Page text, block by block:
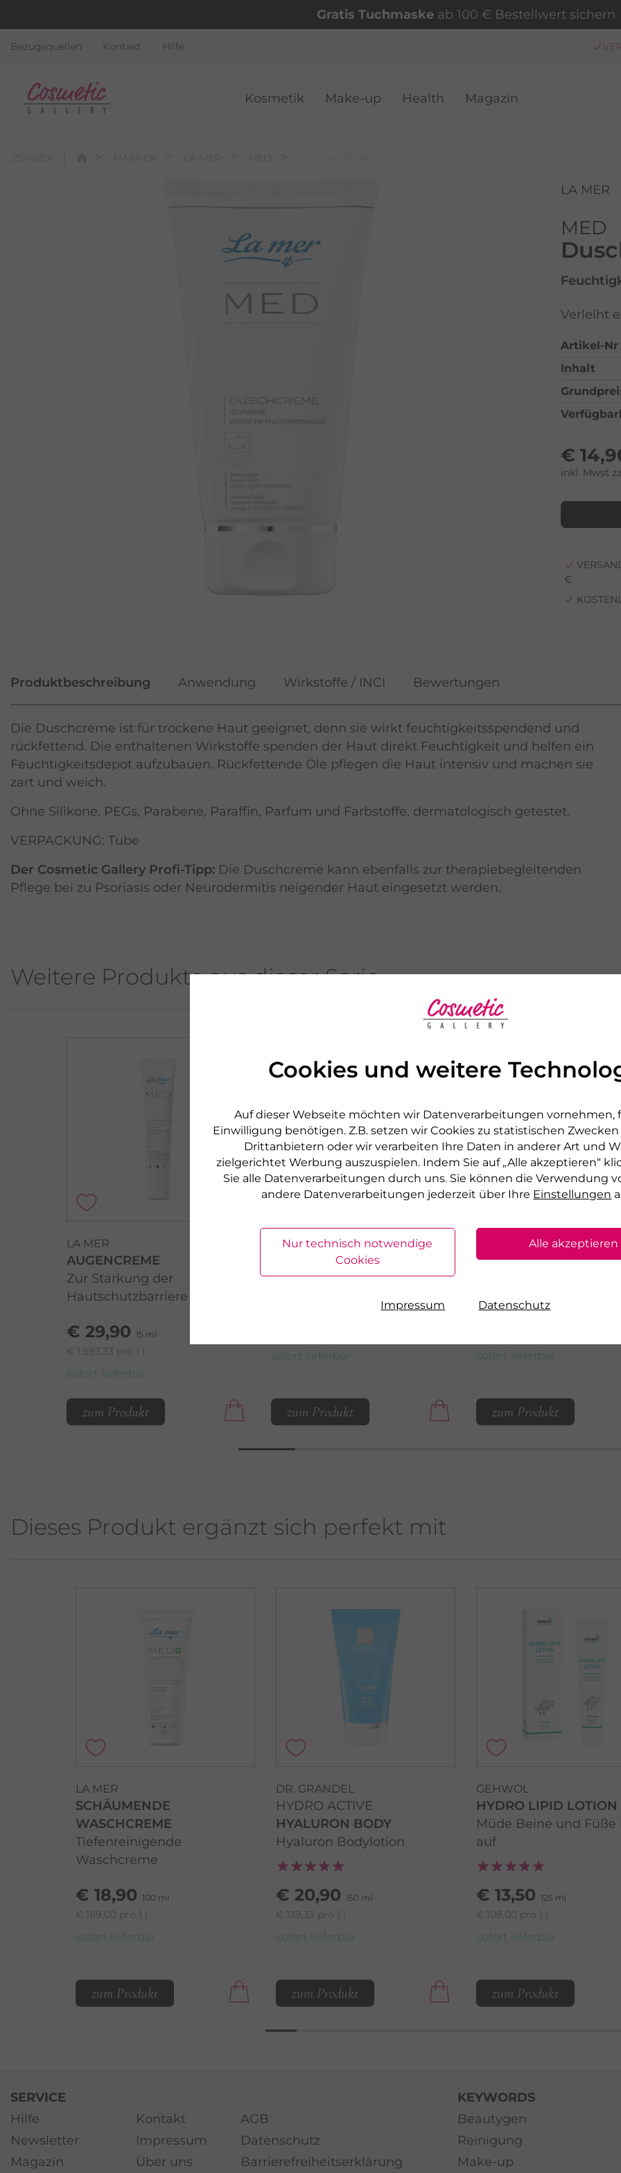
Cookies und weitere
Auf dieser Webseite möchten wir Datenverarbeitungen vornehmen,
Einwilligung benötigen. Z.B. setzen wir Cookies zu statistischen
Drittanbietern oder wir verarbeiten Ihre Daten in anderer Art und
zielgerichtet Werbung auszuspielen. Indem Sie auf „Alle akzeptieren“
Sie alle Datenverarbeitungen durch uns. Sie können die Verwendung
andere Datenverarbeitungen jederzeit über Ihre Einstellungen
Nur technisch notwendige
Cookies
Alle akzeptieren
Impressum Datenschutz
Gratis Tuchmaskeab 100 € Bestellwert sichern
Bezugsquellen Kontakt Hilfe
Kosmetik Make-up Health Magazin
LA MER
MED
Verleiht
Artikel-Nr
Inhalt
€
inkl. Mwst
€
Produktbeschreibung Anwendung Wirkstoffe / INCI Bewertungen
Die Duschcreme ist für trockene Haut geeignet, denn sie wirkt feuchtigkeitsspendend und
rückfettend. Die enthaltenen Wirkstoffe spenden der Haut direkt Feuchtigkeit und helfen ein
Feuchtigkeitsdepot aufzubauen. Rückfettende Öle pflegen die Haut intensiv und machen sie
zart und weich.
Ohne Silikone, PEGs, Parabene, Paraffin, Parfum und Farbstoffe, dermatologisch getestet.
VERPACKUNG: Tube
Der Cosmetic Gallery Profi-Tipp: Die Duschcreme kann ebenfalls zur therapiebegleitenden
Pflege bei zu Psoriasis oder Neurodermitis neigender Haut eingesetzt werden.
Weitere Produkte aus dieser Serie
LA MER
AUGENCREME
Zur Stärkung der
Hautschutzbarriere
€ 29,90 15 ml
€ 1.993,33 pro 1 l
sofort lieferbar
zum Produkt
LA MER
REINIGUNGSGEL
Mild reinigendes Gel
sofort lieferbar
zum Produkt
NACHTCREME
€ 33,50
sofort lieferbar
zum Produkt
Dieses Produkt ergänzt sich perfekt mit
LA MER
SCHÄUMENDE
WASCHCREME
Tiefenreinigende
Waschcreme
€ 18,90 100 ml
€ 189,00 pro 1 l
sofort lieferbar
zum Produkt
DR. GRANDEL
HYDRO ACTIVE
HYALURON BODY
Hyaluron Bodylotion
€ 20,90 150 ml
€ 139,33 pro 1 l
sofort lieferbar
zum Produkt
GEHWOL
HYDRO LIPID LOTION
Müde Beine und Füße
auf
€ 13,50 125 ml
€ 108,00 pro 1 l
sofort lieferbar
zum Produkt
SERVICE
Hilfe
Newsletter
Magazin
Kontakt
Impressum
Über uns
AGB
Datenschutz
Barrierefreiheitserklärung
KEYWORDS
Beautygen
Reinigung
Make-up